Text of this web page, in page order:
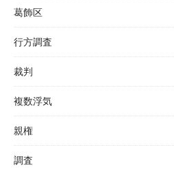
葛飾区
行方調査
裁判
複数浮気
親権
調査